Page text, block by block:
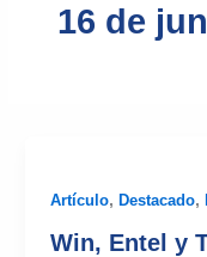
16 de
Artículo, Destacado,
Win, Entel y